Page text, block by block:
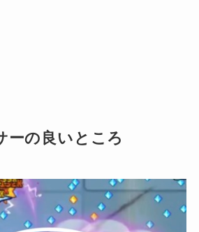
ーの良いところ